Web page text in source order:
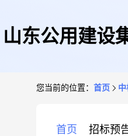
山东公用建设
您当前的位置： 首页
首页 招标预